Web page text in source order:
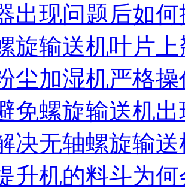
出现问题后如何
旋输送机叶片
尘加湿机严格操
免螺旋输送机
决无轴螺旋输
升机的料斗为